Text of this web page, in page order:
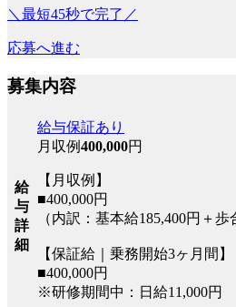
＼最短45秒で完了／
応募へ進む
募集内容
給
与
詳
細
給与保証あり
月収例400,000円
【月収例】
■400,000円
（内訳：基本給185,400円＋歩
【保証給｜乗務開始3ヶ月間】
■400,000円
※研修期間中：日給11,000円